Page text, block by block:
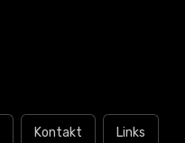
Kontakt Links